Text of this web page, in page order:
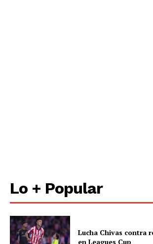
Lo + Popular
Lucha Chivas contra
en Leagues Cup